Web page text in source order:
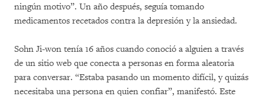
ningún motivo”. Un año después, seguía tomando
medicamentos recetados contra la depresión y la ansiedad.
Sohn Ji-won tenía 16 años cuando conoció a alguien a través
de un sitio web que conecta a personas en forma aleatoria
para conversar. “Estaba pasando un momento difícil, y quizás
necesitaba una persona en quien confiar”, manifestó. Este